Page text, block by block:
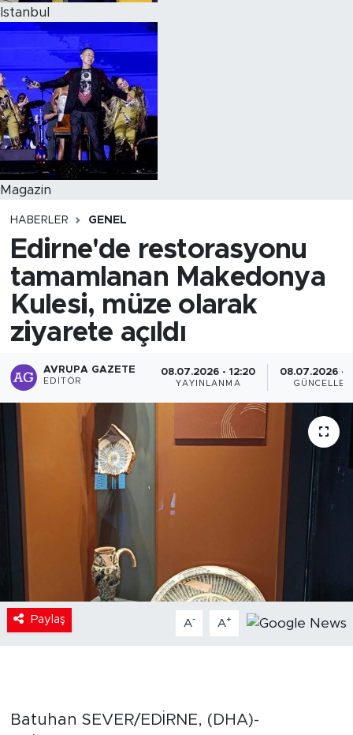
Istanbul
Magazin
HABERLER GENEL
Edirne'de restorasyonu
tamamlanan Makedonya
Kulesi, müze olarak
ziyarete açıldı
AVRUPA GAZETE
EDITÖR
08.07.2026 - 12:20
YAYINLANMA
08.07.2026 -
Paylaş A- A+
Batuhan SEVER/EDİRNE, (DHA)-